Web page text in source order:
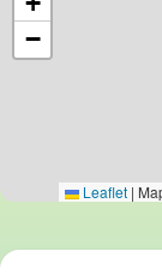
−
Leaflet |